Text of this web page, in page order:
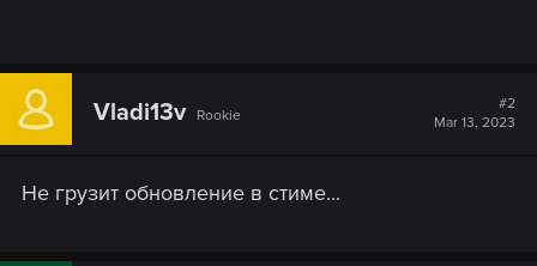
Vladi13v Rookie
#2
Mar 13, 2023
Не грузит обновление в стиме...